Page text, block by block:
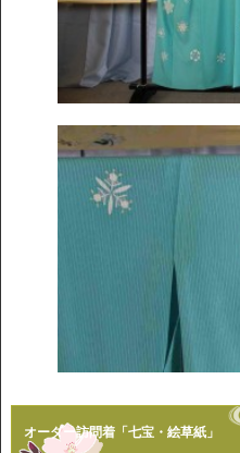
オーダー訪問着「七宝・絵草紙」